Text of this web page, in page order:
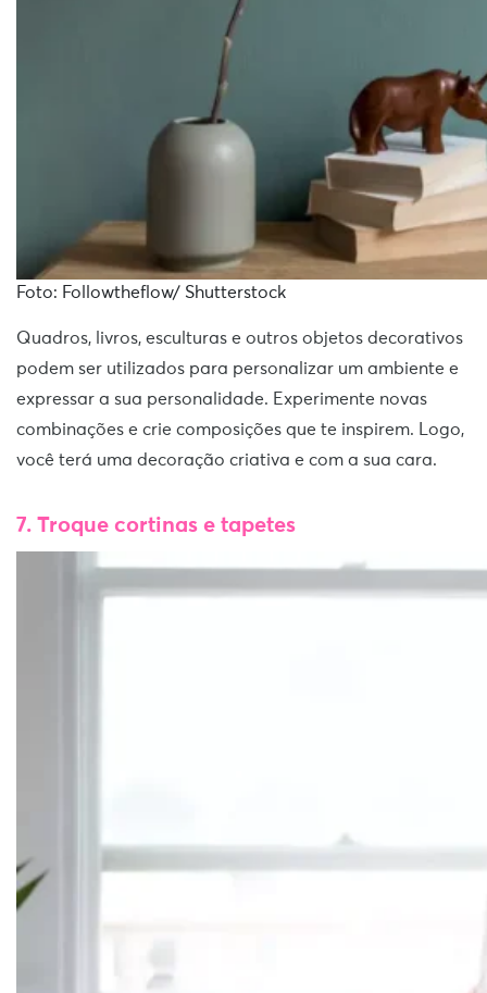
Foto: Followtheflow/ Shutterstock
Quadros, livros, esculturas e outros objetos decorativos
podem ser utilizados para personalizar um ambiente e
expressar a sua personalidade. Experimente novas
combinações e crie composições que te inspirem. Logo,
você terá uma decoração criativa e com a sua cara.
7. Troque cortinas e tapetes